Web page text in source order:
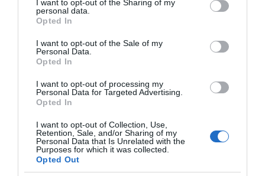
not limited to your visit or usage behaviour. You may click to
grant or deny consent to Google and its third-party tags to
use your data for below specified purposes in below Google
consent section.
I want to opt-out of the Sharing of my
personal data.
Opted In
I want to opt-out of the Sale of my
Personal Data.
Opted In
I want to opt-out of processing my
Personal Data for Targeted Advertising.
Opted In
I want to opt-out of Collection, Use,
Retention, Sale, and/or Sharing of my
Personal Data that Is Unrelated with the
Purposes for which it was collected.
Opted Out